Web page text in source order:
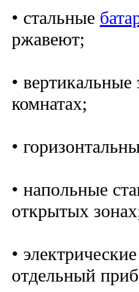
• стальные
ржавеют;
•
комнатах;
•
• напольные
открытых
•
отдельный